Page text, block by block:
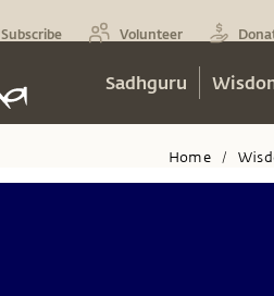
Subscribe Volunteer
Sadhguru
Home /